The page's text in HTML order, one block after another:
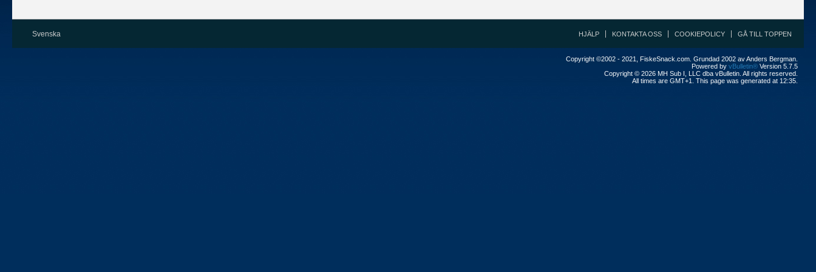
Svenska HJÄLP KONTAKTA OSS COOKIEPOLICY GÅ TILL TOPPEN
Copyright ©2002 - 2021, FiskeSnack.com. Grundad 2002 av Anders Bergman.
Powered by vBulletin® Version 5.7.5
Copyright © 2026 MH Sub I, LLC dba vBulletin. All rights reserved.
All times are GMT+1. This page was generated at 12:35.